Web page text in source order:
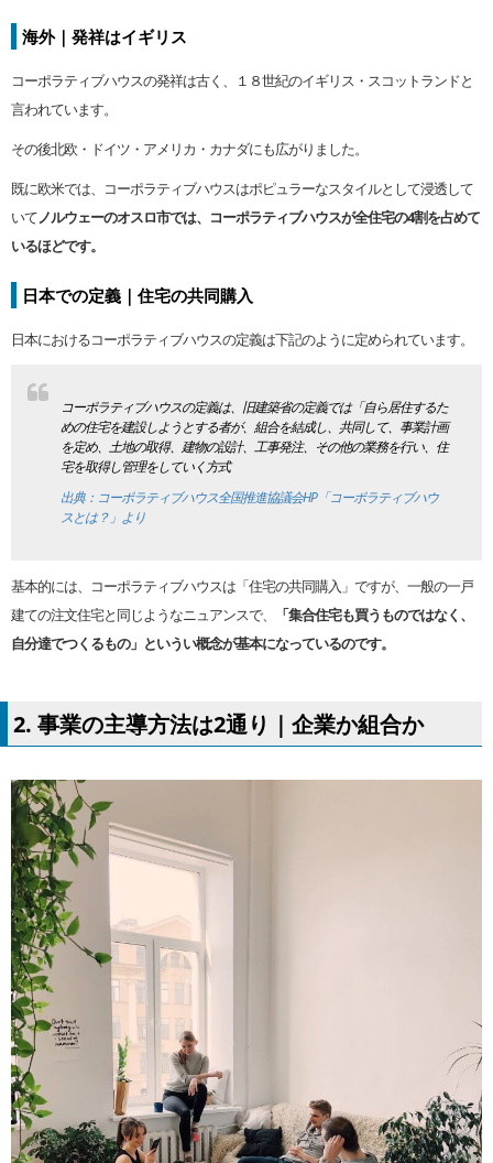
海外｜発祥はイギリス
コーポラティブハウスの発祥は古く、１８世紀のイギリス・スコットランドと
言われています。
その後北欧・ドイツ・アメリカ・カナダにも広がりました。
既に欧米では、コーポラティブハウスはポピュラーなスタイルとして浸透して
いてノルウェーのオスロ市では、コーポラティブハウスが全住宅の4割を占めて
いるほどです。
日本での定義｜住宅の共同購入
日本におけるコーポラティブハウスの定義は下記のように定められています。
コーポラティブハウスの定義は、旧建築省の定義では「自ら居住するた
めの住宅を建設しようとする者が、組合を結成し、共同して、事業計画
を定め、土地の取得、建物の設計、工事発注、その他の業務を行い、住
宅を取得し管理をしていく方式
出典：コーポラティブハウス全国推進協議会HP「コーポラティブハウ
スとは？」より
基本的には、コーポラティブハウスは「住宅の共同購入」ですが、一般の一戸
建ての注文住宅と同じようなニュアンスで、
「集合住宅も買うものではなく、
自分達でつくるもの」というい概念が基本になっているのです。
2. 事業の主導方法は2通り｜企業か組合か